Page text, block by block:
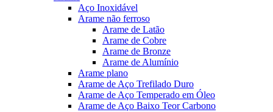
Aço Inoxidável
Arame não ferroso
Arame de Latão
Arame de Cobre
Arame de Bronze
Arame de Alumínio
Arame plano
Arame de Aço Trefilado Duro
Arame de Aço Temperado em Óleo
Arame de Aço Baixo Teor Carbono